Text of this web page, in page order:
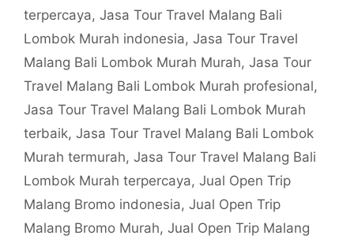
terpercaya, Jasa Tour Travel Malang Bali
Lombok Murah indonesia, Jasa Tour Travel
Malang Bali Lombok Murah Murah, Jasa Tour
Travel Malang Bali Lombok Murah profesional,
Jasa Tour Travel Malang Bali Lombok Murah
terbaik, Jasa Tour Travel Malang Bali Lombok
Murah termurah, Jasa Tour Travel Malang Bali
Lombok Murah terpercaya, Jual Open Trip
Malang Bromo indonesia, Jual Open Trip
Malang Bromo Murah, Jual Open Trip Malang